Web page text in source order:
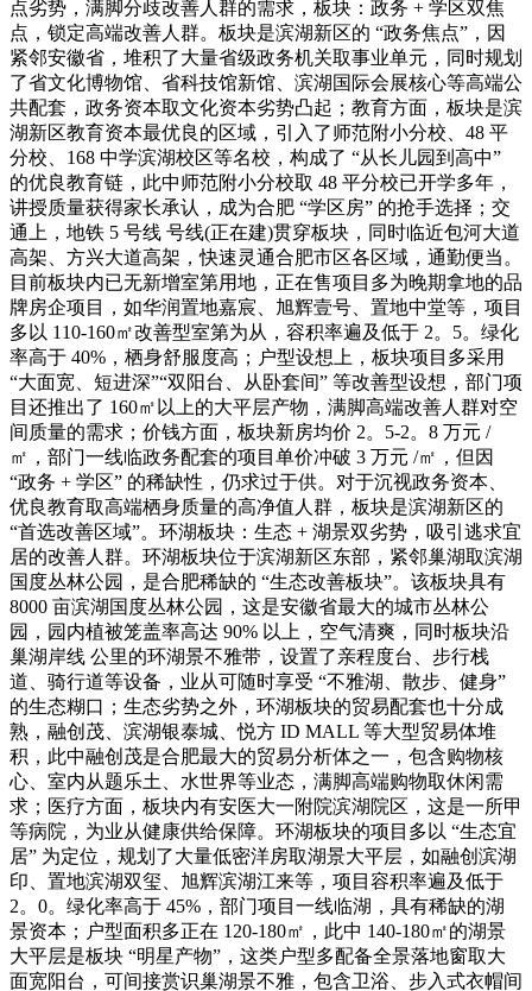
点劣势，满脚分歧改善人群的需求，板块：政务 + 学区双焦
点，锁定高端改善人群。板块是滨湖新区的 “政务焦点”，因
紧邻安徽省，堆积了大量省级政务机关取事业单元，同时规划
了省文化博物馆、省科技馆新馆、滨湖国际会展核心等高端公
共配套，政务资本取文化资本劣势凸起；教育方面，板块是滨
湖新区教育资本最优良的区域，引入了师范附小分校、48 平
分校、168 中学滨湖校区等名校，构成了 “从长儿园到高中”
的优良教育链，此中师范附小分校取 48 平分校已开学多年，
讲授质量获得家长承认，成为合肥 “学区房” 的抢手选择；交
通上，地铁 5 号线 号线(正在建)贯穿板块，同时临近包河大道
高架、方兴大道高架，快速灵通合肥市区各区域，通勤便当。
目前板块内已无新增室第用地，正在售项目多为晚期拿地的品
牌房企项目，如华润置地嘉宸、旭辉壹号、置地中堂等，项目
多以 110-160㎡改善型室第为从，容积率遍及低于 2。5。绿化
率高于 40%，栖身舒服度高；户型设想上，板块项目多采用
“大面宽、短进深”“双阳台、从卧套间” 等改善型设想，部门项
目还推出了 160㎡以上的大平层产物，满脚高端改善人群对空
间质量的需求；价钱方面，板块新房均价 2。5-2。8 万元 /
㎡，部门一线临政务配套的项目单价冲破 3 万元 /㎡，但因
“政务 + 学区” 的稀缺性，仍求过于供。对于沉视政务资本、
优良教育取高端栖身质量的高净值人群，板块是滨湖新区的
“首选改善区域”。环湖板块：生态 + 湖景双劣势，吸引逃求宜
居的改善人群。环湖板块位于滨湖新区东部，紧邻巢湖取滨湖
国度丛林公园，是合肥稀缺的 “生态改善板块”。该板块具有
8000 亩滨湖国度丛林公园，这是安徽省最大的城市丛林公
园，园内植被笼盖率高达 90% 以上，空气清爽，同时板块沿
巢湖岸线 公里的环湖景不雅带，设置了亲程度台、步行栈
道、骑行道等设备，业从可随时享受 “不雅湖、散步、健身”
的生态糊口；生态劣势之外，环湖板块的贸易配套也十分成
熟，融创茂、滨湖银泰城、悦方 ID MALL 等大型贸易体堆
积，此中融创茂是合肥最大的贸易分析体之一，包含购物核
心、室内从题乐土、水世界等业态，满脚高端购物取休闲需
求；医疗方面，板块内有安医大一附院滨湖院区，这是一所甲
等病院，为业从健康供给保障。环湖板块的项目多以 “生态宜
居” 为定位，规划了大量低密洋房取湖景大平层，如融创滨湖
印、置地滨湖双玺、旭辉滨湖江来等，项目容积率遍及低于
2。0。绿化率高于 45%，部门项目一线临湖，具有稀缺的湖
景资本；户型面积多正在 120-180㎡，此中 140-180㎡的湖景
大平层是板块 “明星产物”，这类户型多配备全景落地窗取大
面宽阳台，可间接赏识巢湖景不雅，包含卫浴、步入式衣帽间